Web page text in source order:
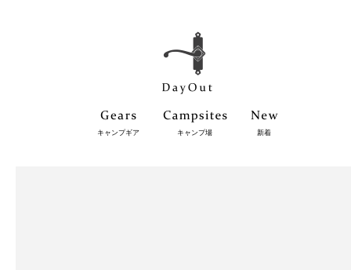
キャンプギア キャンプ場 新着